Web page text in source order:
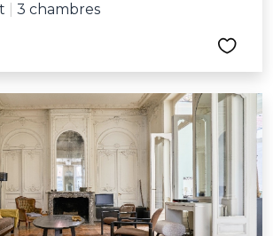
3 chambres